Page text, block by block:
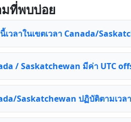
ที่พบบ่อย
วลาในเขตเวลา Canada/
/ Saskatchewan มีค่า UTC
Saskatchewan ปฏิบัติตามเวล